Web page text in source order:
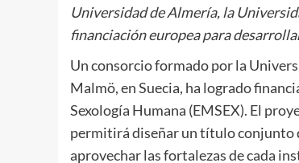
Universidad de Almería, la
financiación europea para
Un consorcio formado por la
Malmö, en Suecia, ha logrado
Sexología Humana (EMSEX). El
permitirá diseñar un título conjunto
aprovechar las fortalezas de cada